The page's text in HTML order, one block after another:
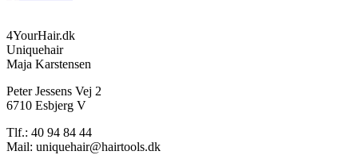
4YourHair.dk
Uniquehair
Maja Karstensen
Peter Jessens Vej 2
6710 Esbjerg V
Tlf.: 40 94 84 44
Mail: uniquehair@hairtools.dk